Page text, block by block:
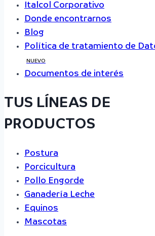
Italcol Corporativo
Donde encontrarnos
Blog
Política de tratamiento de
NUEVO
Documentos de interés
TUS LÍNEAS DE
PRODUCTOS
Postura
Porcicultura
Pollo Engorde
Ganadería Leche
Equinos
Mascotas